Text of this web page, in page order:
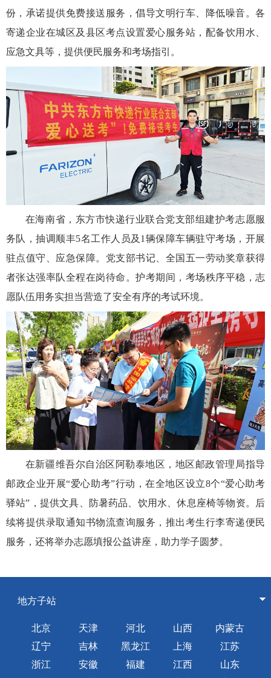
份，承诺提供免费接送服务，倡导文明行车、降低噪音。各
寄递企业在城区及县区考点设置爱心服务站，配备饮用水、
应急文具等，提供便民服务和考场指引。
在海南省，东方市快递行业联合党支部组建护考志愿服
务队，抽调顺丰5名工作人员及1辆保障车辆驻守考场，开展
驻点值守、应急保障。党支部书记、全国五一劳动奖章获得
者张达强率队全程在岗待命。护考期间，考场秩序平稳，志
愿队伍用务实担当营造了安全有序的考试环境。
在新疆维吾尔自治区阿勒泰地区，地区邮政管理局指导
邮政企业开展“爱心助考”行动，在全地区设立8个“爱心助考
驿站”，提供文具、防暑药品、饮用水、休息座椅等物资。后
续将提供录取通知书物流查询服务，推出考生行李寄递便民
服务，还将举办志愿填报公益讲座，助力学子圆梦。
地方子站
北京 天津 河北 山西
内蒙古
辽宁
吉林 黑龙江 上海
江苏
浙江
安徽 福建 江西
山东